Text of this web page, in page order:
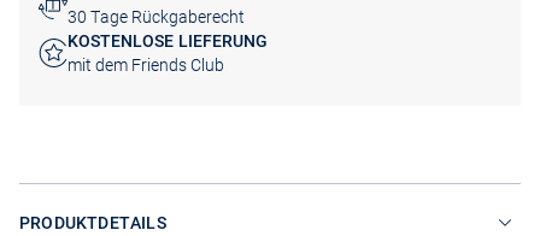
30 Tage Rückgaberecht
KOSTENLOSE LIEFERUNG
mit dem Friends Club
PRODUKTDETAILS